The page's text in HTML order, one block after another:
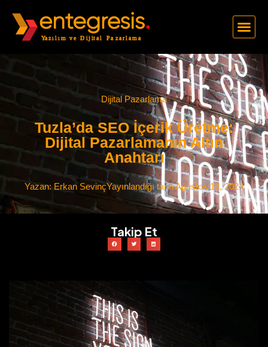
Dijital Pazarlama
Tuzla’da SEO İçerik Üretme:
Dijital Pazarlamanın Altın
Anahtarı
Yazan: Erkan SevinçYayınlandığı tarihAğustos 12, 2024
Takip Et